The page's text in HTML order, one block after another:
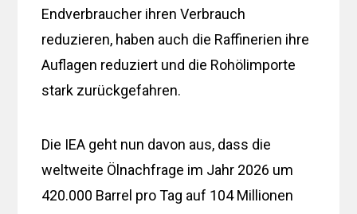
Endverbraucher ihren Verbrauch
reduzieren, haben auch die Raffinerien ihre
Auflagen reduziert und die Rohölimporte
stark zurückgefahren.
Die IEA geht nun davon aus, dass die
weltweite Ölnachfrage im Jahr 2026 um
420.000 Barrel pro Tag auf 104 Millionen